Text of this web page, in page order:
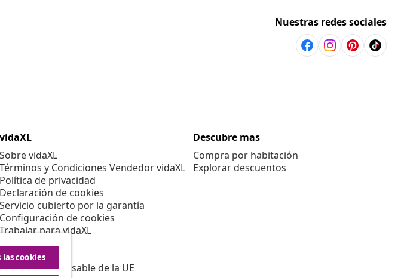
Nuestras redes sociales
vidaXL
Sobre vidaXL
Términos y Condiciones Vendedor vidaXL
Política de privacidad
Declaración de cookies
Servicio cubierto por la garantía
Configuración de cookies
Trabajar para vidaXL
Aviso legal
Seguridad
Persona responsable de la UE
Descubre mas
Compra por habitación
Explorar descuentos
cookies